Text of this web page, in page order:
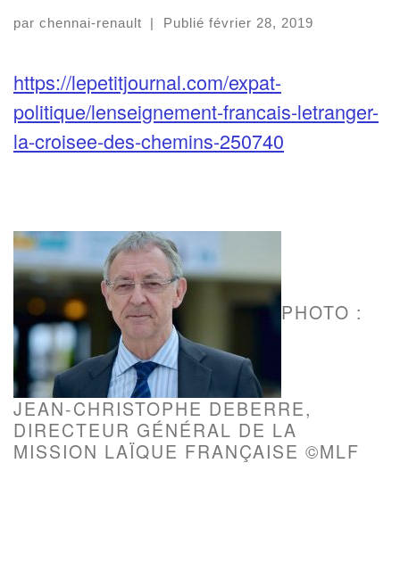
par chennai-renault | Publié février 28, 2019
https://lepetitjournal.com/expat-
politique/lenseignement-francais-letranger-
la-croisee-des-chemins-250740
PHOTO :
JEAN-CHRISTOPHE DEBERRE,
DIRECTEUR GÉNÉRAL DE LA
MISSION LAÏQUE FRANÇAISE ©MLF